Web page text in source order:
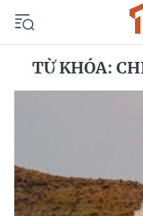
TỪ KHÓA: